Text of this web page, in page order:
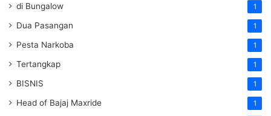
di Bungalow 1
Dua Pasangan 1
Pesta Narkoba 1
Tertangkap 1
BISNIS 1
Head of Bajaj Maxride 1